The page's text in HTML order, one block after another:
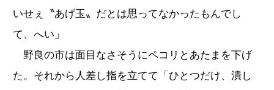
いせぇ〝あげ玉〟だとは思ってなかったもんでし
て、へい」
野良の市は面目なさそうにペコリとあたまを下げ
た。それから人差し指を立てて「ひとつだけ、潰し